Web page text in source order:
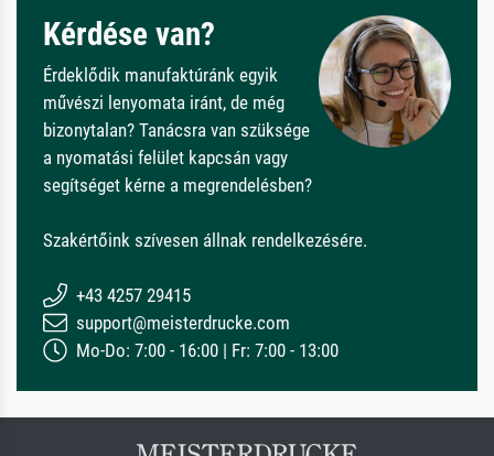
Kérdése van?
Érdeklődik manufaktúránk egyik
művészi lenyomata iránt, de még
bizonytalan? Tanácsra van szüksége
a nyomatási felület kapcsán vagy
segítséget kérne a megrendelésben?
Szakértőink szívesen állnak rendelkezésére.
+43 4257 29415
support@meisterdrucke.com
Mo-Do: 7:00 - 16:00 | Fr: 7:00 - 13:00